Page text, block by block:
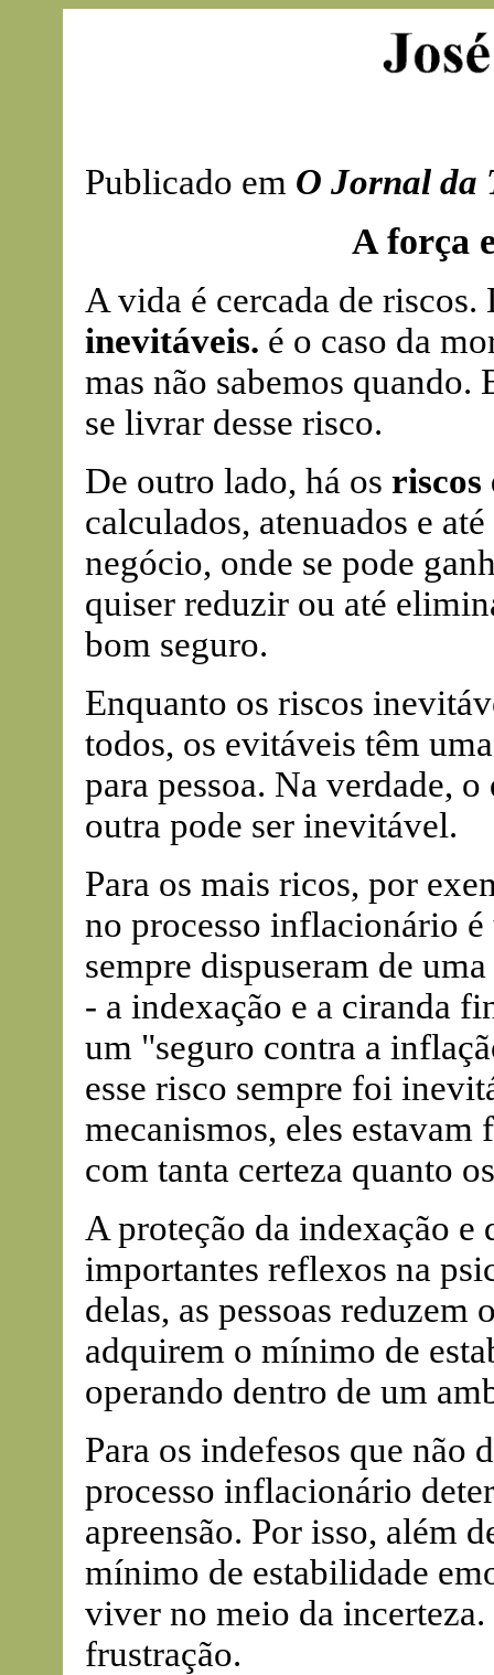
Publicado em O Jornal da
A força
A vida é cercada de
inevitáveis. é o caso da
mas não sabemos
se livrar desse risco.
De outro lado, há os riscos
calculados, atenuados e
negócio, onde se pode
quiser reduzir ou até
bom seguro.
Enquanto os riscos
todos, os evitáveis têm
para pessoa. Na verdade,
outra pode ser inevitável.
Para os mais ricos, por
no processo inflacionário
sempre dispuseram de
- a indexação e a ciranda
um "seguro contra a
esse risco sempre foi
mecanismos, eles estavam
com tanta certeza quanto
A proteção da indexação
importantes reflexos na
delas, as pessoas reduzem
adquirem o mínimo de
operando dentro de um
Para os indefesos que não
processo inflacionário
apreensão. Por isso, além
mínimo de estabilidade
viver no meio da
frustração.